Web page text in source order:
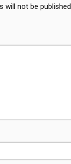
will not be published.